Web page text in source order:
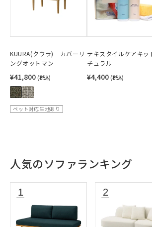
KUURA(クウラ) カバーリ
ングオットマン
¥41,800 (税込)
ペット対応生地あり
テキスタイルケアキッ
チュラル
¥4,400 (税込)
人気のソファランキング